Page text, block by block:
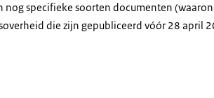
specifieke soorten documenten
die zijn gepubliceerd vóór 28 april